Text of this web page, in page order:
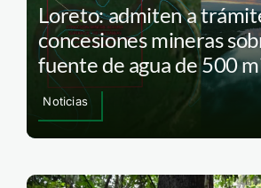
Loreto: admiten a
concesiones mineras
fuente de agua de 500
Noticias